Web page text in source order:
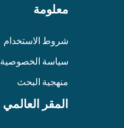
معلومة
شروط الاستخدام
سياسة الخصوصية
منهجية البحث
المقر العالمي